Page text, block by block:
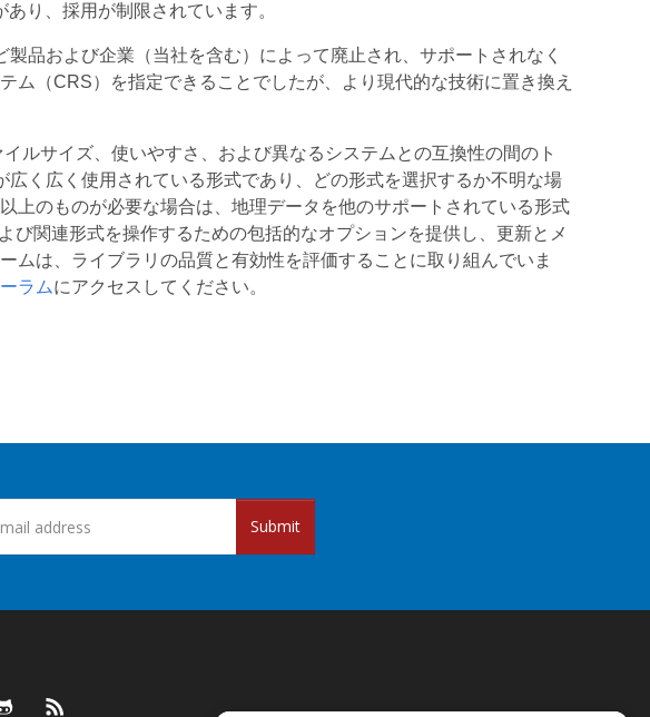
り、採用が制限されています。
品および企業（当社を含む）によって廃止され、サポートされなく
ム（CRS）を指定できることでしたが、より現代的な技術に置き換え
ルサイズ、使いやすさ、および異なるシステムとの互換性の間のト
く広く使用されている形式であり、どの形式を選択するか不明な場
上のものが必要な場合は、地理データを他のサポートされている形式
び関連形式を操作するための包括的なオプションを提供し、更新とメ
ムは、ライブラリの品質と有効性を評価することに取り組んでいま
ラムにアクセスしてください。
Submit